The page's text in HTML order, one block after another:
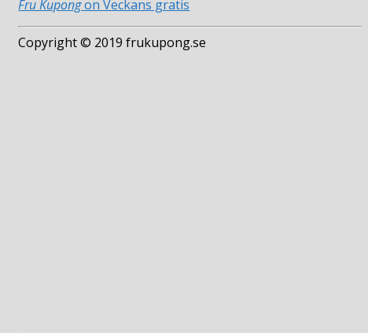
Fru Kupongon Veckans gratis
Copyright © 2019 frukupong.se